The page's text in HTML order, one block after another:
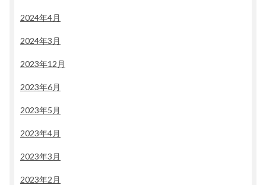
2024年4月
2024年3月
2023年12月
2023年6月
2023年5月
2023年4月
2023年3月
2023年2月